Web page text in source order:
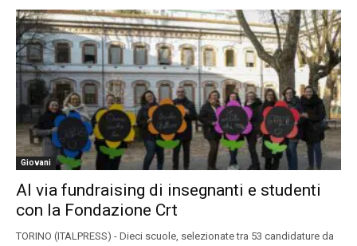
Giovani
Al via fundraising di insegnanti e studenti
con la Fondazione Crt
TORINO (ITALPRESS) - Dieci scuole, selezionate tra 53 candidature da